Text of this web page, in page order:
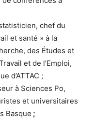
chef du
et santé » à la
des Études et
et de l’Emploi,
d’ATTAC ;
à Sciences Po,
et universitaires
Basque ;